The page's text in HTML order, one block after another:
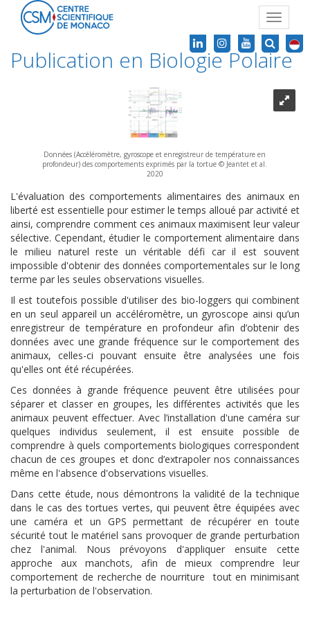
Toggle
Publication en Biologie Polaire
Données (Accéléromètre, gyroscope et enregistreur de température en
profondeur) des comportements exprimés par la tortue © Jeantet et al.
2020
L'évaluation des comportements alimentaires des animaux en
liberté est essentielle pour estimer le temps alloué par activité et
ainsi, comprendre comment ces animaux maximisent leur valeur
sélective. Cependant, étudier le comportement alimentaire dans
le milieu naturel reste un véritable défi car il est souvent
impossible d'obtenir des données comportementales sur le long
terme par les seules observations visuelles.
Il est toutefois possible d'utiliser des bio-loggers qui combinent
en un seul appareil un accéléromètre, un gyroscope ainsi qu’un
enregistreur de température en profondeur afin d’obtenir des
données avec une grande fréquence sur le comportement des
animaux, celles-ci pouvant ensuite être analysées une fois
qu'elles ont été récupérées.
Ces données à grande fréquence peuvent être utilisées pour
séparer et classer en groupes, les différentes activités que les
animaux peuvent effectuer. Avec l’installation d'une caméra sur
quelques individus seulement, il est ensuite possible de
comprendre à quels comportements biologiques correspondent
chacun de ces groupes et donc d’extrapoler nos connaissances
même en l'absence d'observations visuelles.
Dans cette étude, nous démontrons la validité de la technique
dans le cas des tortues vertes, qui peuvent être équipées avec
une caméra et un GPS permettant de récupérer en toute
sécurité tout le matériel sans provoquer de grande perturbation
chez l'animal. Nous prévoyons d'appliquer ensuite cette
approche aux manchots, afin de mieux comprendre leur
comportement de recherche de nourriture tout en minimisant
la perturbation de l'observation.